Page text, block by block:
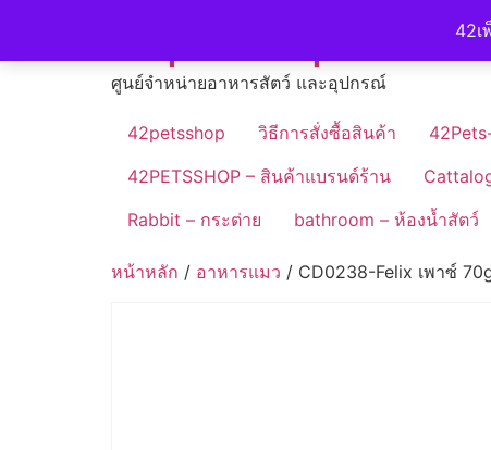
42
content
ศูนย์จำหน่ายอาหารสัตว์ และอุปกรณ์
42petsshop วิธีการสั่งซื้อสินค้า
42PETSSHOP – สินค้าแบรนด์ร้าน
Rabbit – กระต่าย
bathroom – ห้องน้ำสัตว์
หน้าหลัก / อาหารแมว / CD0238-Felix เพาซ์